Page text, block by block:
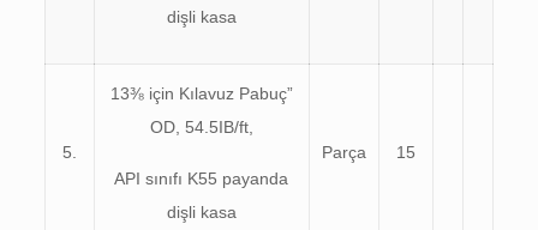
dişli kasa
5.
13⅜ için Kılavuz Pabuç”
OD, 54.5IB/ft,
API sınıfı K55 payanda
dişli kasa
Parça 15